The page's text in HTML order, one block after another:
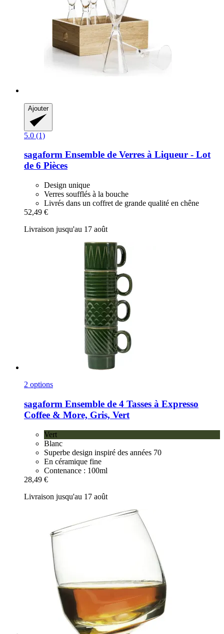
Ajouter
5.0 (1)
sagaform Ensemble de Verres à Liqueur -​ Lot
de 6 Pièces
Design unique
Verres soufflés à la bouche
Livrés dans un coffret de grande qualité en chêne
52,49 €
Livraison jusqu'au 17 août
2 options
sagaform Ensemble de 4 Tasses à Expresso
Coffee & More, Gris, Vert
Vert
Blanc
Superbe design inspiré des années 70
En céramique fine
Contenance : 100ml
28,49 €
Livraison jusqu'au 17 août